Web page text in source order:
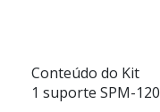
Conteúdo do Kit
1 suporte SPM-120